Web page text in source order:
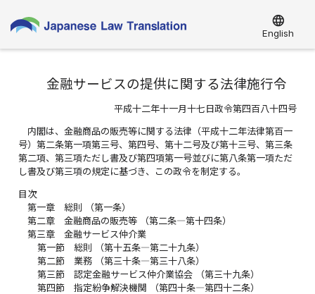
language
English
金融サービスの提供に関する法律施行令
平成十二年十一月十七日政令第四百八十四号
内閣は、金融商品の販売等に関する法律（平成十二年法律第百一
号）第二条第一項第三号、第四号、第十二号及び第十三号、第三条
第二項、第三項ただし書及び第四項第一号並びに第八条第一項ただ
し書及び第三項の規定に基づき、この政令を制定する。
目次
第一章 総則 （第一条）
第二章 金融商品の販売等 （第二条―第十四条）
第三章 金融サービス仲介業
第一節 総則 （第十五条―第二十九条）
第二節 業務 （第三十条―第三十八条）
第三節 認定金融サービス仲介業協会 （第三十九条）
第四節 指定紛争解決機関 （第四十条―第四十二条）